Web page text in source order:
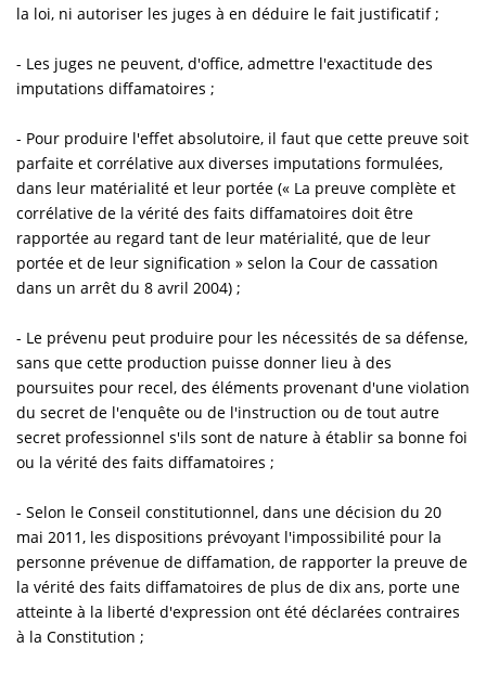
la loi, ni autoriser les juges à en déduire le fait justificatif ;
- Les juges ne peuvent, d'office, admettre l'exactitude des
imputations diffamatoires ;
- Pour produire l'effet absolutoire, il faut que cette preuve soit
parfaite et corrélative aux diverses imputations formulées,
dans leur matérialité et leur portée (« La preuve complète et
corrélative de la vérité des faits diffamatoires doit être
rapportée au regard tant de leur matérialité, que de leur
portée et de leur signification » selon la Cour de cassation
dans un arrêt du 8 avril 2004) ;
- Le prévenu peut produire pour les nécessités de sa défense,
sans que cette production puisse donner lieu à des
poursuites pour recel, des éléments provenant d'une violation
du secret de l'enquête ou de l'instruction ou de tout autre
secret professionnel s'ils sont de nature à établir sa bonne foi
ou la vérité des faits diffamatoires ;
- Selon le Conseil constitutionnel, dans une décision du 20
mai 2011, les dispositions prévoyant l'impossibilité pour la
personne prévenue de diffamation, de rapporter la preuve de
la vérité des faits diffamatoires de plus de dix ans, porte une
atteinte à la liberté d'expression ont été déclarées contraires
à la Constitution ;